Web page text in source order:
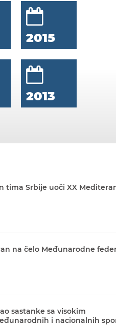
2015
2013
tima Srbije uoči XX
na čelo Međunarodne
sastanke sa visokim
i nacionalnih